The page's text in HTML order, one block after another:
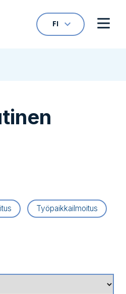
VALITTU KIELI:
FI
Avaa
Työpaikkailmoitus